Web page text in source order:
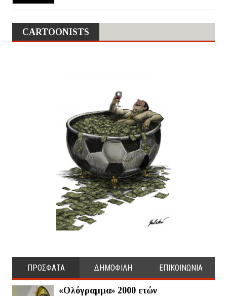
CARTOONISTS
ΠΡΟΣΦΑΤΑ ΔΗΜΟΦΙΛΗ ΕΠΙΚΟΙΝΩΝΙΑ
«Ολόγραμμα» 2000 ετών